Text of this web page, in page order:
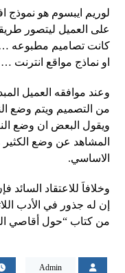
لوريم ايبسوم هو
على العميل ليتصور
كانت تصاميم مطبوعه …
او نماذج مواقع انترنت …
وعند موافقه العميل
من التصميم ويتم وضع
ويقول البعض ان وضع
المشاهد عن وضع الكثير
الاساسي.
وخلافاَ للاعتقاد السائد
إن له جذور في الأدب
من كتاب “حول أقاصي
Admin